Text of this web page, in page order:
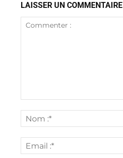
LAISSER UN COMMENTAIRE